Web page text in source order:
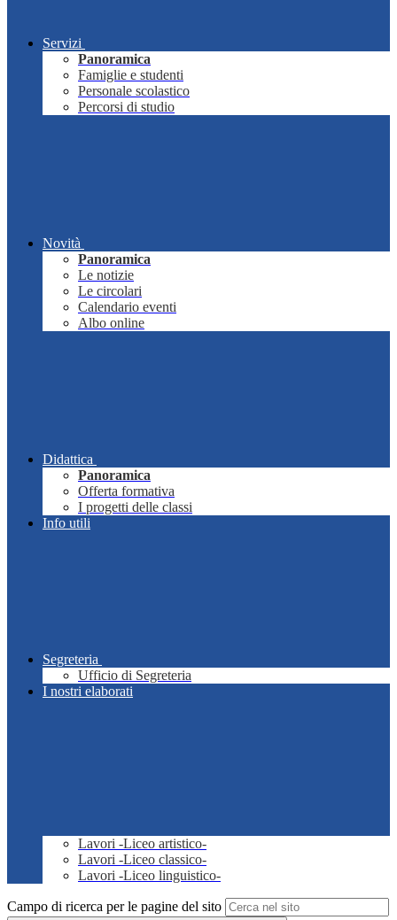
Servizi
Panoramica
Famiglie e studenti
Personale scolastico
Percorsi di studio
Novità
Panoramica
Le notizie
Le circolari
Calendario eventi
Albo online
Didattica
Panoramica
Offerta formativa
I progetti delle classi
Info utili
Segreteria
Ufficio di Segreteria
I nostri elaborati
Lavori -Liceo artistico-
Lavori -Liceo classico-
Lavori -Liceo linguistico-
Campo di ricerca per le pagine del sito